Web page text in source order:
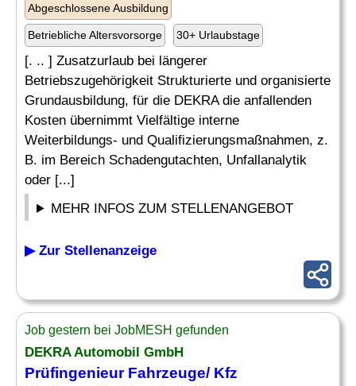
Abgeschlossene Ausbildung
Betriebliche Altersvorsorge 30+ Urlaubstage
[. .. ] Zusatzurlaub bei längerer
Betriebszugehörigkeit Strukturierte und organisierte
Grundausbildung, für die DEKRA die anfallenden
Kosten übernimmt Vielfältige interne
Weiterbildungs- und Qualifizierungsmaßnahmen, z.
B. im Bereich Schadengutachten, Unfallanalytik
oder [...]
MEHR INFOS ZUM STELLENANGEBOT
▶ Zur Stellenanzeige
Job gestern bei JobMESH gefunden
DEKRA Automobil GmbH
Prüfingenieur Fahrzeuge/ Kfz